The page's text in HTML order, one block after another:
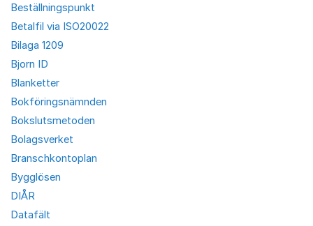
Beställningspunkt
Betalfil via ISO20022
Bilaga 1209
Bjorn ID
Blanketter
Bokföringsnämnden
Bokslutsmetoden
Bolagsverket
Branschkontoplan
Bygglösen
DIÅR
Datafält